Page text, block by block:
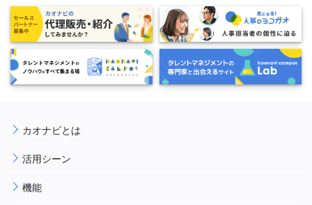
カオナビとは
活用シーン
機能